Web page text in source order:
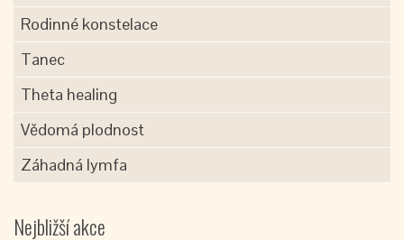
Rodinné konstelace
Tanec
Theta healing
Vědomá plodnost
Záhadná lymfa
Nejbližší akce